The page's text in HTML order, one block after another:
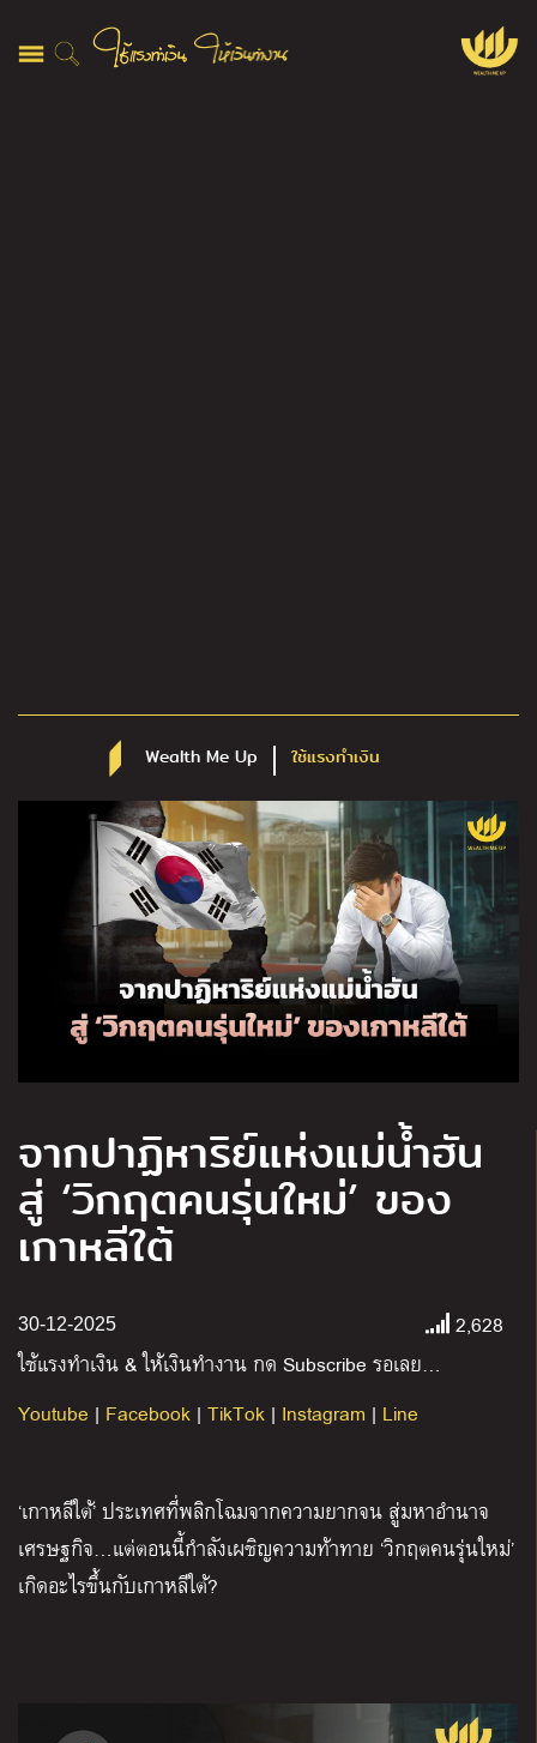
Wealth Me Up ใช้แรงทำเงิน
จากปาฏิหาริย์แห่งแม่น้ำฮัน
สู่ ‘วิกฤตคนรุ่นใหม่’ ของ
เกาหลีใต้
30-12-2025
2,628
ใช้แรงทำเงิน&ให้เงินทำงาน กด Subscribe รอเลย…
Youtube | Facebook | TikTok | Instagram | Line
‘เกาหลีใต้’ประเทศที่พลิกโฉมจากความยากจน สู่มหาอำนาจ
เศรษฐกิจ…แต่ตอนนี้กำลังเผชิญความท้าทาย ‘วิกฤตคนรุ่นใหม่’
เกิดอะไรขึ้นกับเกาหลีใต้?